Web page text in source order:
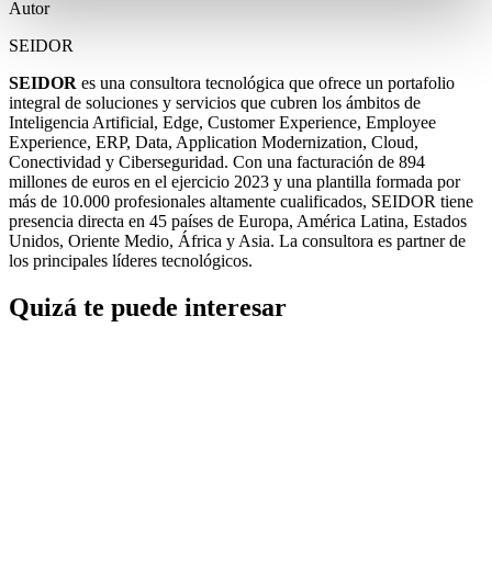
Autor
SEIDOR
SEIDOR es una consultora tecnológica que ofrece un portafolio
integral de soluciones y servicios que cubren los ámbitos de
Inteligencia Artificial, Edge, Customer Experience, Employee
Experience, ERP, Data, Application Modernization, Cloud,
Conectividad y Ciberseguridad. Con una facturación de 894
millones de euros en el ejercicio 2023 y una plantilla formada por
más de 10.000 profesionales altamente cualificados, SEIDOR tiene
presencia directa en 45 países de Europa, América Latina, Estados
Unidos, Oriente Medio, África y Asia. La consultora es partner de
los principales líderes tecnológicos.
Quizá te puede interesar